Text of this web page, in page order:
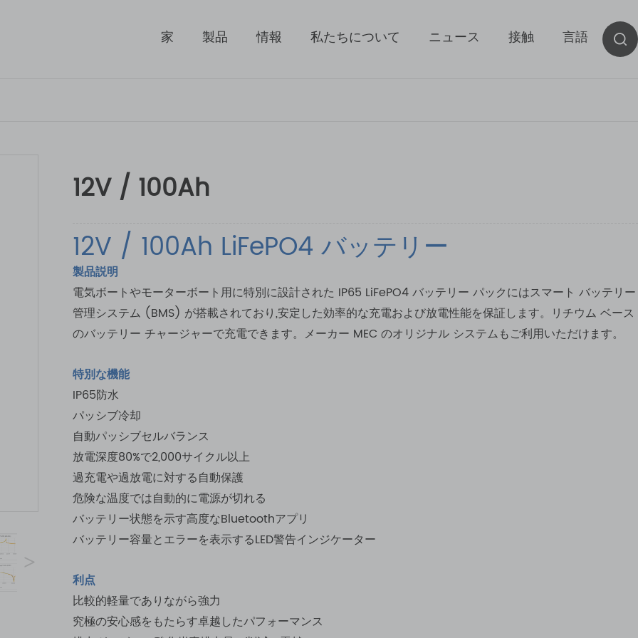
言語
家 製品 情報 私たちについて ニュース 接触
>
12V / 100Ah
12V / 100Ah LiFePO4 バッテリー
製品説明
電気ボートやモーターボート用に特別に設計された IP65 LiFePO4 バッテリー パックにはスマート バッテリー
管理システム (BMS) が搭載されており,安定した効率的な充電および放電性能を保証します。リチウム ベース
のバッテリー チャージャーで充電できます。メーカー MEC のオリジナル システムもご利用いただけます。
特別な機能
IP65防水
パッシブ冷却
自動パッシブセルバランス
放電深度80%で2,000サイクル以上
過充電や過放電に対する自動保護
危険な温度では自動的に電源が切れる
バッテリー状態を示す高度なBluetoothアプリ
バッテリー容量とエラーを表示するLED警告インジケーター
利点
比較的軽量でありながら強力
究極の安心感をもたらす卓越したパフォーマンス